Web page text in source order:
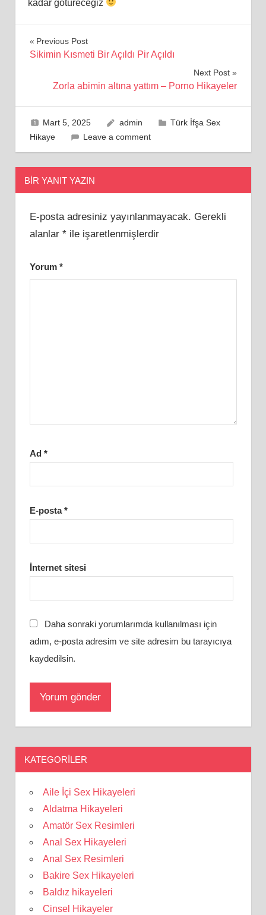
kadar götüreceğiz
Yazı
Previous Post
Sikimin Kısmeti Bir Açıldı Pir Açıldı
Next Post
Zorla abimin altına yattım – Porno Hikayeler
Mart 5, 2025 admin
Türk İfşa Sex
Hikaye
Leave a comment
BIR YANIT YAZIN
E-posta adresiniz yayınlanmayacak. Gerekli
alanlar *ile işaretlenmişlerdir
Yorum *
Ad *
E-posta*
İnternet sitesi
Daha sonraki yorumlarımda kullanılması için
adım, e-posta adresim ve site adresim bu tarayıcıya
kaydedilsin.
KATEGORILER
Aile İçi Sex Hikayeleri
Aldatma Hikayeleri
Amatör Sex Resimleri
Anal Sex Hikayeleri
Anal Sex Resimleri
Bakire Sex Hikayeleri
Baldız hikayeleri
Cinsel Hikayeler